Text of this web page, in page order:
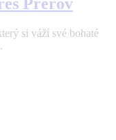
si váží své bohaté